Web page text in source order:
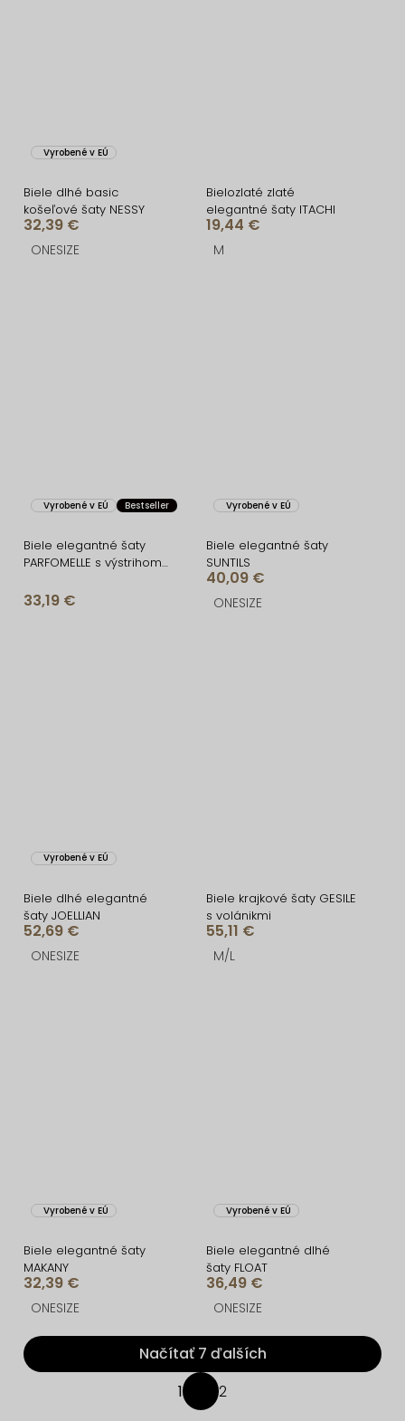
Vyrobené v EÚ
Biele dlhé basic
košeľové šaty NESSY
32,39 €
ONESIZE
Bielozlaté zlaté
elegantné šaty ITACHI
19,44 €
M
Vyrobené v EÚ Bestseller
Biele elegantné šaty
PARFOMELLE s výstrihom
33,19 €
Vyrobené v EÚ
Biele elegantné šaty
SUNTILS
40,09 €
ONESIZE
Vyrobené v EÚ
Biele dlhé elegantné
šaty JOELLIAN
52,69 €
ONESIZE
Biele krajkové šaty GESILE
s volánikmi
55,11 €
M/L
Vyrobené v EÚ
Biele elegantné šaty
MAKANY
32,39 €
ONESIZE
Vyrobené v EÚ
Biele elegantné dlhé
šaty FLOAT
36,49 €
ONESIZE
O
v
Načítať 7 ďalších
1 2